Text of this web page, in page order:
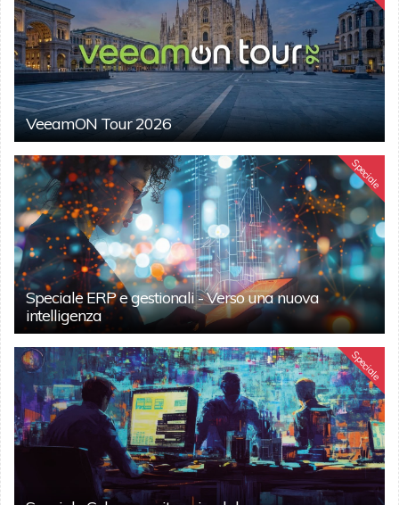
VeeamON Tour 2026
Speciale
Speciale ERP e gestionali - Verso una nuova
intelligenza
Speciale